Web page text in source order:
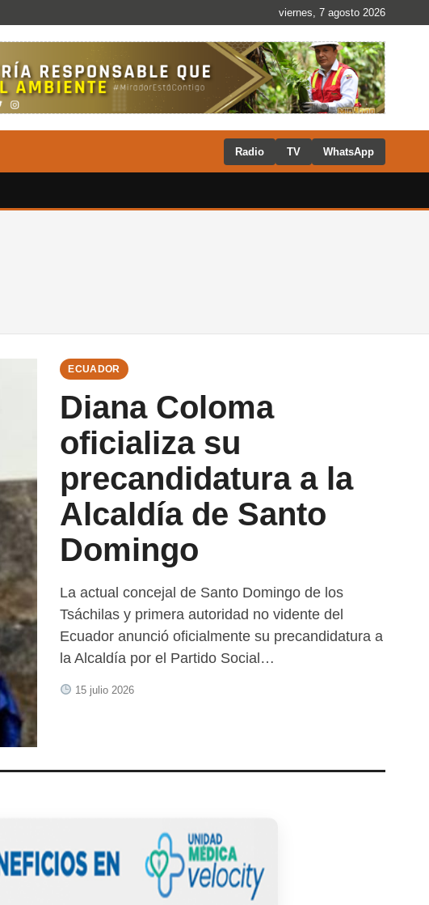
viernes, 7 agosto 2026
Radio TV WhatsApp
ECUADOR
Diana Coloma
oficializa su
precandidatura a la
Alcaldía de Santo
Domingo
La actual concejal de Santo Domingo de los
Tsáchilas y primera autoridad no vidente del
Ecuador anunció oficialmente su precandidatura a
la Alcaldía por el Partido Social…
15 julio 2026